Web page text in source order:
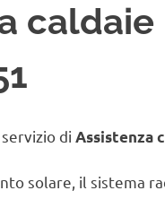
caldaie
di Assistenza
solare, il sistema